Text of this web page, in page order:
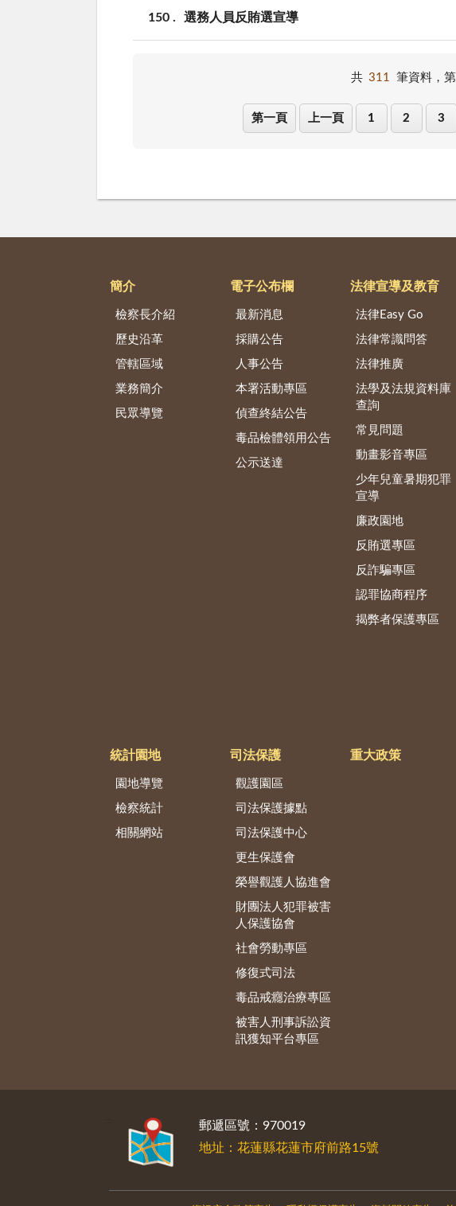
150 選務人員反賄選宣導
共 311 筆資料，第
第一頁 上一頁 1 2 3
簡介
檢察長介紹
歷史沿革
管轄區域
業務簡介
民眾導覽
電子公布欄
最新消息
採購公告
人事公告
本署活動專區
偵查終結公告
毒品檢體領用公告
公示送達
法律宣導及教育
法律Easy Go
法律常識問答
法律推廣
法學及法規資料庫
查詢
常見問題
動畫影音專區
少年兒童暑期犯罪
宣導
廉政園地
反賄選專區
反詐騙專區
認罪協商程序
揭弊者保護專區
統計園地
園地導覽
檢察統計
相關網站
司法保護
觀護園區
司法保護據點
司法保護中心
更生保護會
榮譽觀護人協進會
財團法人犯罪被害
人保護協會
社會勞動專區
修復式司法
毒品戒癮治療專區
被害人刑事訴訟資
訊獲知平台專區
重大政策
郵遞區號：970019
地址：花蓮縣花蓮市府前路15號